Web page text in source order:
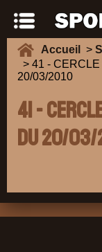
Accueil >
> 41 -
20/03/2010
41 -
du 20/03/